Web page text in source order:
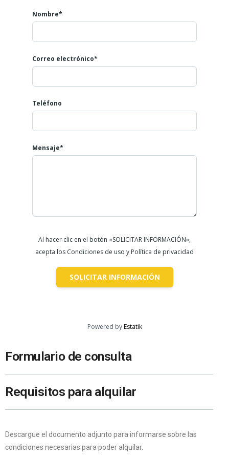
Nombre*
Correo electrónico*
Teléfono
Mensaje*
Al hacer clic en el botón «SOLICITAR INFORMACIÓN»,
acepta los Condiciones de uso y Política de privacidad
SOLICITAR INFORMACIÓN
Powered byEstatik
Formulario de consulta
Requisitos para alquilar
Descargue el documento adjunto para informarse sobre las
condiciones necesarias para poder alquilar.